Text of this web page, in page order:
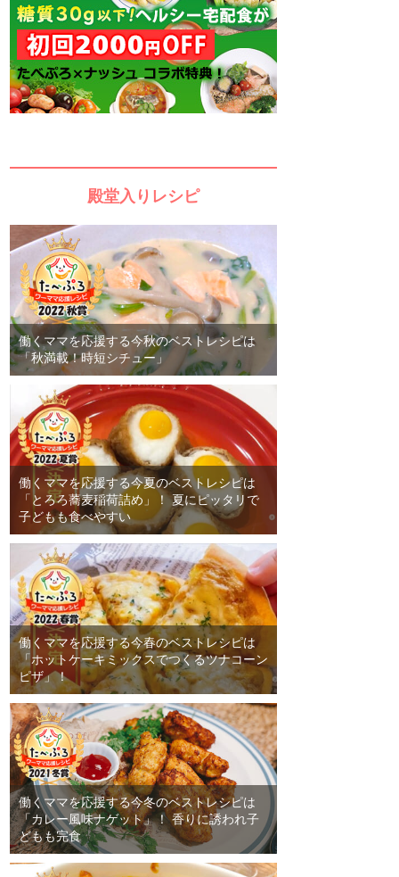
殿堂入りレシピ
働くママを応援する今秋のベストレシピは
「秋満載！時短シチュー」
働くママを応援する今夏のベストレシピは
「とろろ蕎麦稲荷詰め」！ 夏にピッタリで
子どもも食べやすい
働くママを応援する今春のベストレシピは
「ホットケーキミックスでつくるツナコーン
ピザ」！
働くママを応援する今冬のベストレシピは
「カレー風味ナゲット」！ 香りに誘われ子
どもも完食